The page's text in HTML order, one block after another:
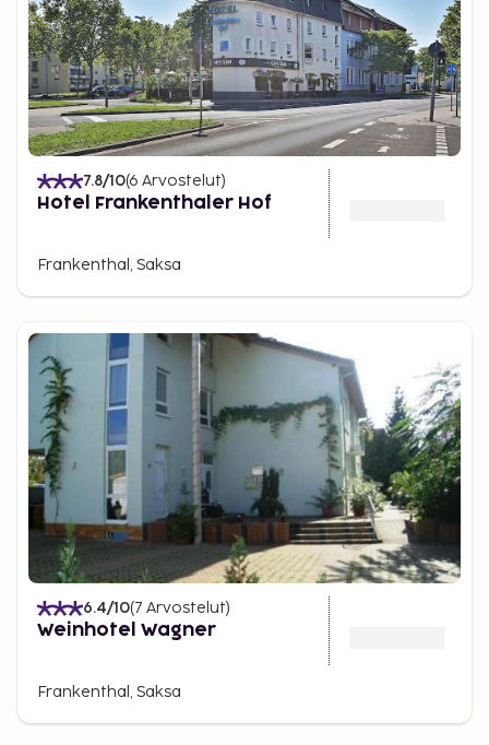
7.8/10(6 Arvostelut)
Hotel Frankenthaler Hof
Frankenthal, Saksa
6.4/10(7 Arvostelut)
Weinhotel Wagner
Frankenthal, Saksa